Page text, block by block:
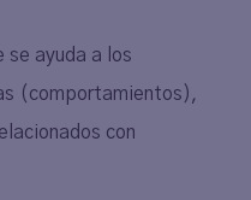
se ayuda a los
(comportamientos),
con